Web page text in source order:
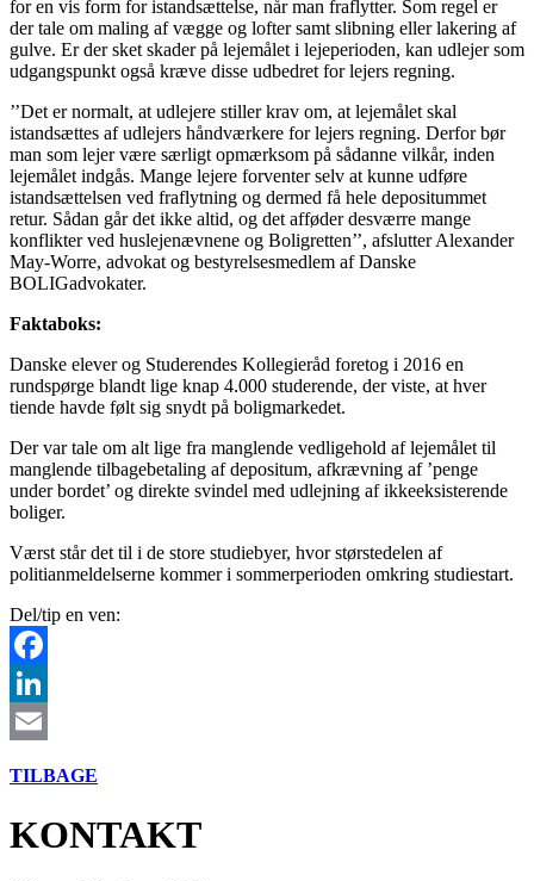
for en vis form for istandsættelse, når man fraflytter. Som regel er
der tale om maling af vægge og lofter samt slibning eller lakering af
gulve. Er der sket skader på lejemålet i lejeperioden, kan udlejer som
udgangspunkt også kræve disse udbedret for lejers regning.
’’Det er normalt, at udlejere stiller krav om, at lejemålet skal
istandsættes af udlejers håndværkere for lejers regning. Derfor bør
man som lejer være særligt opmærksom på sådanne vilkår, inden
lejemålet indgås. Mange lejere forventer selv at kunne udføre
istandsættelsen ved fraflytning og dermed få hele depositummet
retur. Sådan går det ikke altid, og det afføder desværre mange
konflikter ved huslejenævnene og Boligretten’’, afslutter Alexander
May-Worre, advokat og bestyrelsesmedlem af Danske
BOLIGadvokater.
Faktaboks:
Danske elever og Studerendes Kollegieråd foretog i 2016 en
rundspørge blandt lige knap 4.000 studerende, der viste, at hver
tiende havde følt sig snydt på boligmarkedet.
Der var tale om alt lige fra manglende vedligehold af lejemålet til
manglende tilbagebetaling af depositum, afkrævning af ’penge
under bordet’ og direkte svindel med udlejning af ikkeeksisterende
boliger.
Værst står det til i de store studiebyer, hvor størstedelen af
politianmeldelserne kommer i sommerperioden omkring studiestart.
Del/tip en ven:
Facebook
LinkedIn
TILBAGE
KONTAKT